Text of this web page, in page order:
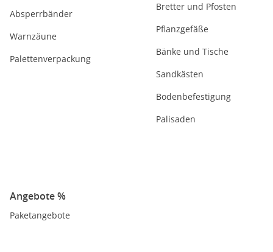
Absperrbänder
Warnzäune
Palettenverpackung
Bretter und Pfosten
Pflanzgefäße
Bänke und Tische
Sandkästen
Bodenbefestigung
Palisaden
Angebote %
Paketangebote